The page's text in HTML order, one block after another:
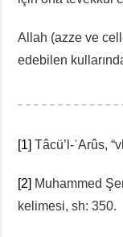
Allah (azze ve
edebilen
[1] Tâcü’l-ʿArûs,
[2] Muhammed
kelimesi, sh: 350.